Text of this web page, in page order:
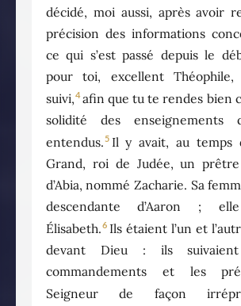
décidé, moi aussi, après avoir
précision des informations
ce qui s’est passé depuis le
pour toi, excellent Théophile,
suivi,4 afin que tu te rendes bien
solidité des
entendus.5 Il y avait, au temps
Grand, roi de Judée, un
d’Abia, nommé Zacharie. Sa
descendante d’Aaron ; elle
Élisabeth.6 Ils étaient l’un et
devant Dieu : ils
commandements et les
Seigneur de façon